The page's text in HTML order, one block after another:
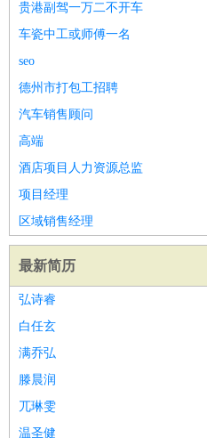
贵港副驾一万二不开车
车瓷中工或师傅一名
seo
德州市打包工招聘
汽车销售顾问
高端
酒店项目人力资源总监
项目经理
区域销售经理
最新简历
弘诗睿
白任玄
满乔弘
滕晨润
兀琳雯
温圣健